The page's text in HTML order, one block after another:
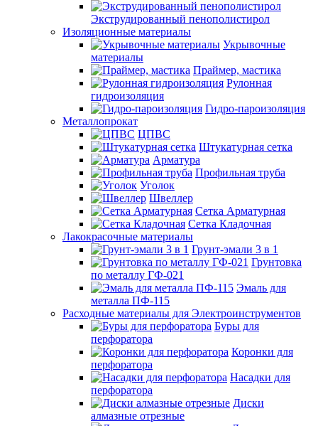
Экструдированный пенополистирол
Изоляционные материалы
Укрывочные
материалы
Праймер, мастика
Рулонная
гидроизоляция
Гидро-пароизоляция
Металлопрокат
ЦПВС
Штукатурная сетка
Арматура
Профильная труба
Уголок
Швеллер
Сетка Арматурная
Сетка Кладочная
Лакокрасочные материалы
Грунт-эмали 3 в 1
Грунтовка
по металлу ГФ-021
Эмаль для
металла ПФ-115
Расходные материалы для Электроинструментов
Буры для
перфоратора
Коронки для
перфоратора
Насадки для
перфоратора
Диски
алмазные отрезные